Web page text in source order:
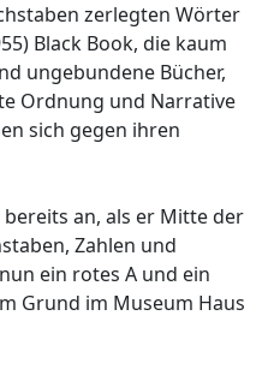
zerlegten Wörter
Black Book, die kaum
ungebundene Bücher,
Ordnung und Narrative
sich gegen ihren
an, als er Mitte der
Zahlen und
ein rotes A und ein
Grund im Museum Haus